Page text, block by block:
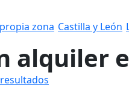
zona Castilla y León
alquiler